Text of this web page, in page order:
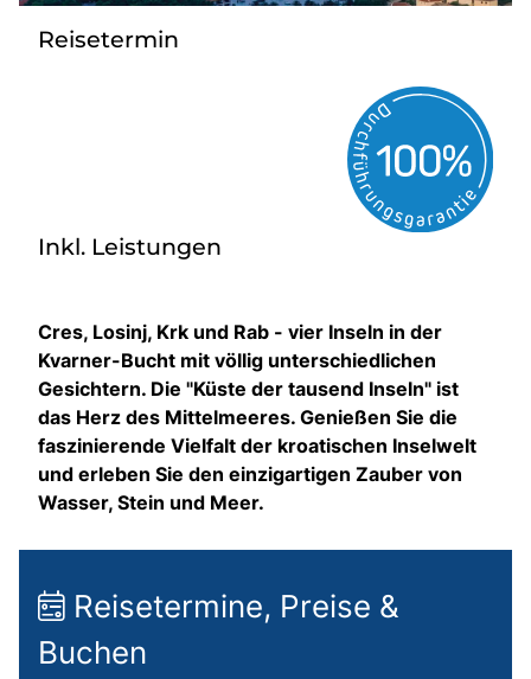
Kontakt
Reisetermin
Inkl. Leistungen
Cres, Losinj, Krk und Rab - vier Inseln in der
Kvarner-Bucht mit völlig unterschiedlichen
Gesichtern. Die "Küste der tausend Inseln" ist
das Herz des Mittelmeeres. Genießen Sie die
faszinierende Vielfalt der kroatischen Inselwelt
und erleben Sie den einzigartigen Zauber von
Wasser, Stein und Meer.
Reisetermine, Preise &
Buchen